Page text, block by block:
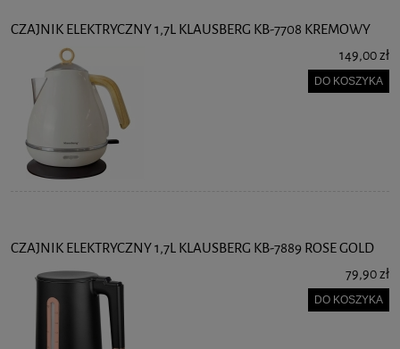
CZAJNIK ELEKTRYCZNY 1,7L KLAUSBERG KB-7708 KREMOWY
149,00 zł
DO KOSZYKA
CZAJNIK ELEKTRYCZNY 1,7L KLAUSBERG KB-7889 ROSE GOLD
79,90 zł
DO KOSZYKA